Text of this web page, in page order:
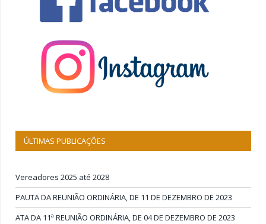
ÚLTIMAS PUBLICAÇÕES
Vereadores 2025 até 2028
PAUTA DA REUNIÃO ORDINÁRIA, DE 11 DE DEZEMBRO DE 2023
ATA DA 11ª REUNIÃO ORDINÁRIA, DE 04 DE DEZEMBRO DE 2023